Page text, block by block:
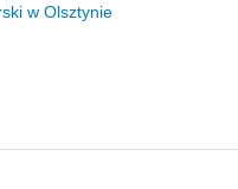
w Olsztynie